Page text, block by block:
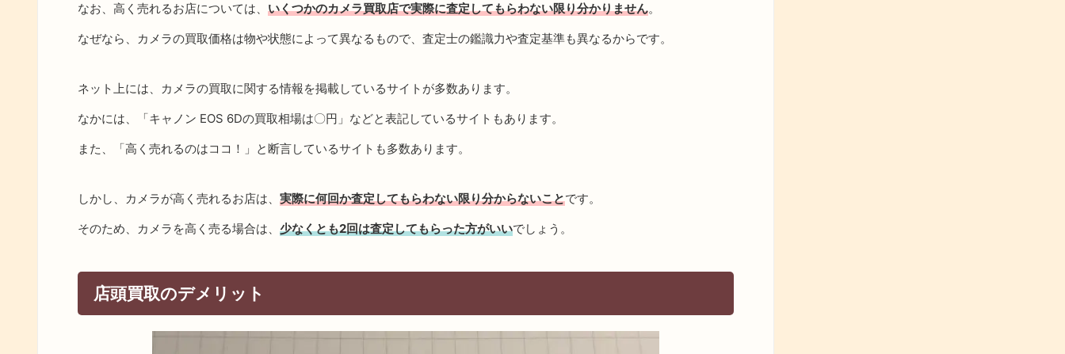
なお、高く売れるお店については、 いくつかのカメラ買取店で実際に査定してもらわない限り分かりません。
なぜなら、カメラの買取価格は物や状態によって異なるもので、査定士の鑑識力や査定基準も異なるからです。
ネット上には、カメラの買取に関する情報を掲載しているサイトが多数あります。
なかには、「キャノン EOS 6Dの買取相場は〇円」などと表記しているサイトもあります。
また、「高く売れるのはココ！」と断言しているサイトも多数あります。
しかし、カメラが高く売れるお店は、 実際に何回か査定してもらわない限り分からないことです。
そのため、カメラを高く売る場合は、 少なくとも2回は査定してもらった方がいいでしょう。
店頭買取のデメリット